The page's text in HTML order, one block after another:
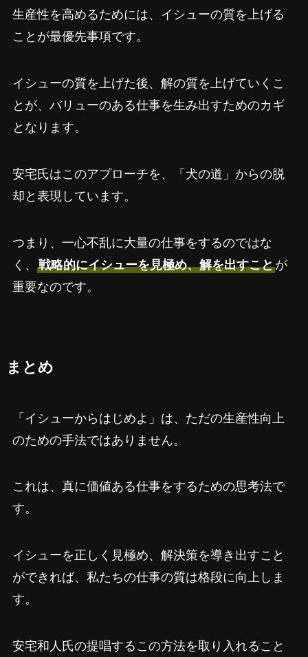
生産性を高めるためには、イシューの質を上げる
ことが最優先事項です。
イシューの質を上げた後、解の質を上げていくこ
とが、バリューのある仕事を生み出すためのカギ
となります。
安宅氏はこのアプローチを、「犬の道」からの脱
却と表現しています。
つまり、一心不乱に大量の仕事をするのではな
く、 戦略的にイシューを見極め、解を出すことが
重要なのです。
まとめ
「イシューからはじめよ」は、ただの生産性向上
のための手法ではありません。
これは、真に価値ある仕事をするための思考法で
す。
イシューを正しく見極め、解決策を導き出すこと
ができれば、私たちの仕事の質は格段に向上しま
す。
安宅和人氏の提唱するこの方法を取り入れること